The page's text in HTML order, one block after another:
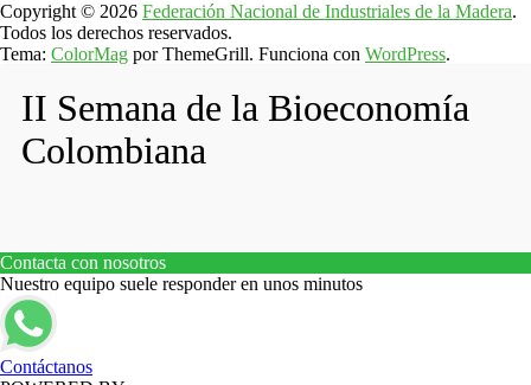
Copyright © 2026 Federación Nacional de Industriales de la Madera.
Todos los derechos reservados.
Tema: ColorMag por ThemeGrill. Funciona con WordPress.
II Semana de la Bioeconomía
Colombiana
Contacta con nosotros
Nuestro equipo suele responder en unos minutos
Contáctanos